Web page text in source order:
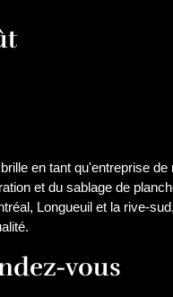
en tant qu'entreprise de
et du sablage de
Longueuil et la rive-
vous